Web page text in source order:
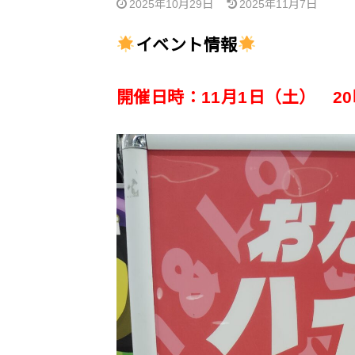
2025年10月29日 2025年11月7日
イベント情報
開催日時：11月1日（土） 20